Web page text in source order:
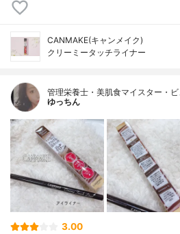
CANMAKE(キャンメイク)
クリーミータッチライナー
管理栄養士・美肌食マイスター・
ゆっちん
3.00